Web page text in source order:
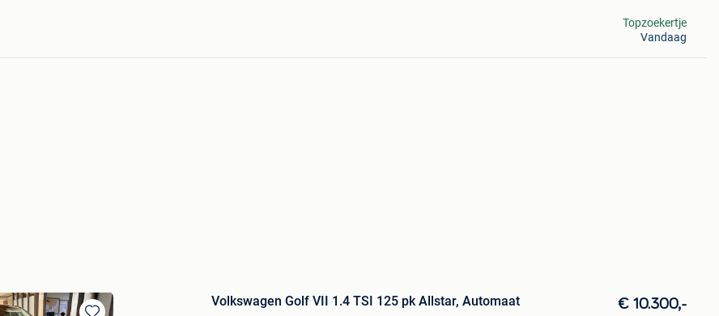
Topzoekertje
Vandaag
Volkswagen Golf VII 1.4 TSI 125 pk Allstar, Automaat € 10.300,-